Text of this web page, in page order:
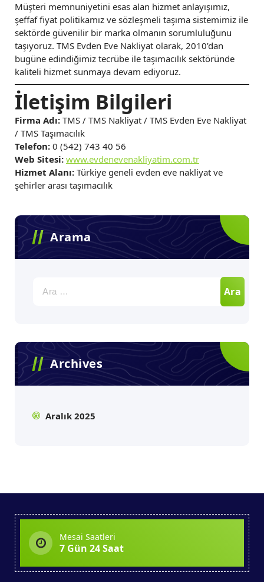
Müşteri memnuniyetini esas alan hizmet anlayışımız,
şeffaf fiyat politikamız ve sözleşmeli taşıma sistemimiz ile
sektörde güvenilir bir marka olmanın sorumluluğunu
taşıyoruz. TMS Evden Eve Nakliyat olarak, 2010’dan
bugüne edindiğimiz tecrübe ile taşımacılık sektöründe
kaliteli hizmet sunmaya devam ediyoruz.
İletişim Bilgileri
Firma Adı: TMS / TMS Nakliyat / TMS Evden Eve Nakliyat
/ TMS Taşımacılık
Telefon: 0 (542) 743 40 56
Web Sitesi: www.evdenevenakliyatim.com.tr
Hizmet Alanı: Türkiye geneli evden eve nakliyat ve
şehirler arası taşımacılık
Arama
Archives
Aralık 2025
Mesai Saatleri
7 Gün 24 Saat